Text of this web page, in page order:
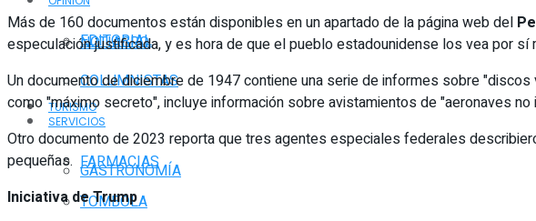
EDITORIAL
COLUMNISTAS
SERVICIOS
FARMACIAS
TOMBOLA
NOTIAGRO
TURISMO
GASTRONOMÍA
Más de 160 documentos están disponibles en un apartado de la página web del
especulación justificada, y es hora de que el pueblo estadounidense los vea por
Un documento de diciembre de 1947 contiene una serie de informes sobre
como "máximo secreto", incluye información sobre avistamientos de "aeronaves
Otro documento de 2023 reporta que tres agentes especiales federales
pequeñas.
Iniciativa de Trump